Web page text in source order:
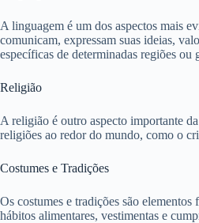
A linguagem é um dos aspectos mais
comunicam, expressam suas ideias,
específicas de determinadas regiões ou
Religião
A religião é outro aspecto importante
religiões ao redor do mundo, como o
Costumes e Tradições
Os costumes e tradições são
hábitos alimentares, vestimentas e